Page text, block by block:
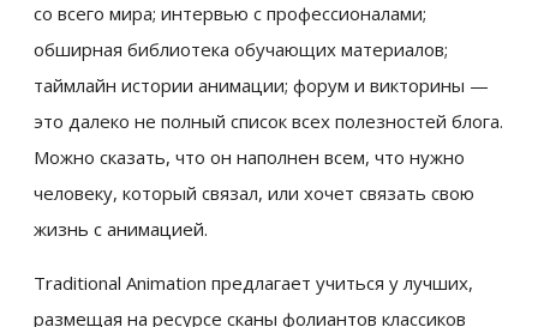
со всего мира; интервью с профессионалами;
обширная библиотека обучающих материалов;
таймлайн истории анимации; форум и викторины —
это далеко не полный список всех полезностей блога.
Можно сказать, что он наполнен всем, что нужно
человеку, который связал, или хочет связать свою
жизнь с анимацией.
Traditional Animation предлагает учиться у лучших,
размещая на ресурсе сканы фолиантов классиков